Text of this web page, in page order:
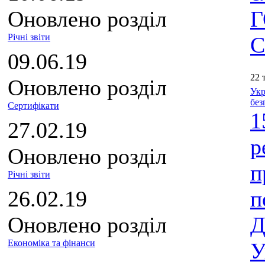
Оновлено розділ
Річні звіти
09.06.19
Оновлено розділ
Сертифікати
27.02.19
Оновлено розділ
Річні звіти
26.02.19
Оновлено розділ
Економіка та фінанси
22